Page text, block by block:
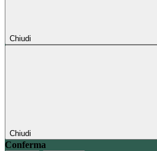
Chiudi
Chiudi
Conferma